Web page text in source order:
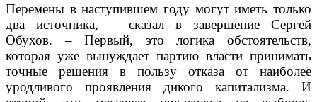
Перемены в наступившем году могут иметь только
два источника, – сказал в завершение Сергей
Обухов. – Первый, это логика обстоятельств,
которая уже вынуждает партию власти принимать
точные решения в пользу отказа от наиболее
уродливого проявления дикого капитализма. И